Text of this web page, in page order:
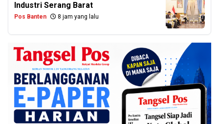
Industri Serang Barat
Pos Banten 8 jam yang lalu